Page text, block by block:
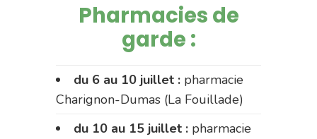
Pharmacies de
garde :
du 6 au 10 juillet : pharmacie
Charignon-Dumas (La Fouillade)
du 10 au 15 juillet : pharmacie